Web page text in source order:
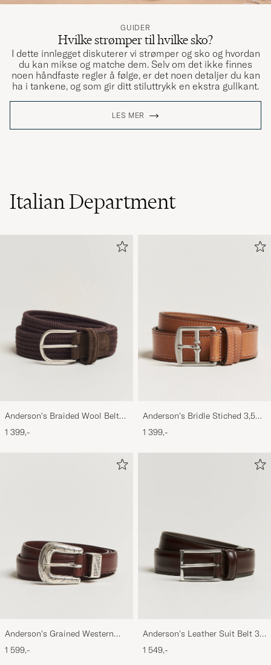
GUIDER
Hvilke strømper til hvilke sko?
I dette innlegget diskuterer vi strømper og sko og hvordan
du kan mikse og matche dem. Selv om det ikke finnes
noen håndfaste regler å følge, er det noen detaljer du kan
ha i tankene, og som gir ditt stiluttrykk en ekstra gullkant.
LES MER
Italian Department
Anderson's Braided Wool Belt
Brown
1 399,-
Anderson's Bridle Stiched 3,5
cm Leather Belt Tan
1 399,-
Anderson's Grained Western
Leather Belt 2,5 cm Brown
1 599,-
Anderson's Leather Suit Belt 3
cm Dark Brown
1 549,-